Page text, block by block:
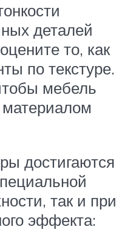
деталей
то, как
по текстуре.
мебель
достигаются
так и при
эффекта: